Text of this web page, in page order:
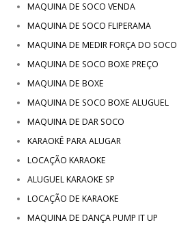
MAQUINA DE SOCO VENDA
MAQUINA DE SOCO FLIPERAMA
MAQUINA DE MEDIR FORÇA DO SOCO
MAQUINA DE SOCO BOXE PREÇO
MAQUINA DE BOXE
MAQUINA DE SOCO BOXE ALUGUEL
MAQUINA DE DAR SOCO
KARAOKÊ PARA ALUGAR
LOCAÇÃO KARAOKE
ALUGUEL KARAOKE SP
LOCAÇÃO DE KARAOKE
MAQUINA DE DANÇA PUMP IT UP